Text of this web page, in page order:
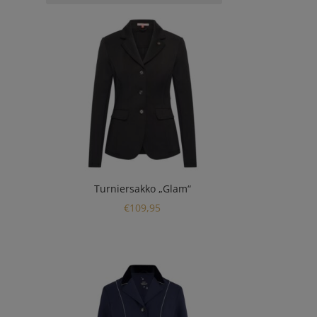
Turniersakko „Glam“
€109,95